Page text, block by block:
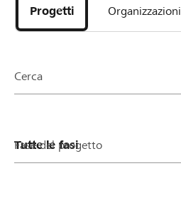
progetti
e
della
Progetti Organizzazioni
Cerca
Fase del progetto